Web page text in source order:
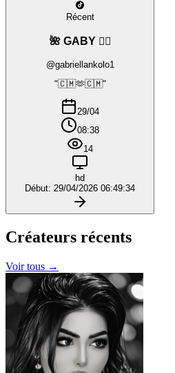
Récent
🌺 GABY ❤️‍🔥
@gabriellankolo1
"🇨🇲🫶🇨🇲"
29/04
08:38
14
hd
Début: 29/04/2026 06:49:34
Créateurs récents
Voir tous →